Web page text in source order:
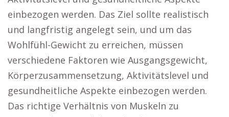
einbezogen werden. Das Ziel sollte realistisch
und langfristig angelegt sein, und um das
Wohlfühl-Gewicht zu erreichen, müssen
verschiedene Faktoren wie Ausgangsgewicht,
Körperzusammensetzung, Aktivitätslevel und
gesundheitliche Aspekte einbezogen werden.
Das richtige Verhältnis von Muskeln zu